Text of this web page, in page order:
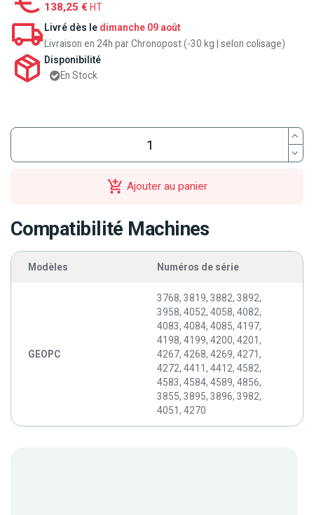
138,25 € HT
Livré dès le dimanche 09 août
Livraison en 24h par Chronopost (-30 kg | selon colisage)
Disponibilité
En Stock
Ajouter au panier
Compatibilité Machines
Modèles Numéros de série
GEOPC
3768, 3819, 3882, 3892,
3958, 4052, 4058, 4082,
4083, 4084, 4085, 4197,
4198, 4199, 4200, 4201,
4267, 4268, 4269, 4271,
4272, 4411, 4412, 4582,
4583, 4584, 4589, 4856,
3855, 3895, 3896, 3982,
4051, 4270